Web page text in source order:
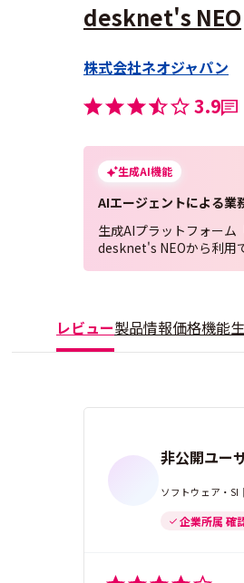
desknet's NEO
株式会社ネオジャパン
3.9
生成AI機能
AIエージェントによる業
生成AIプラットフォー
desknet's NEOから利用
レビュー製品情報価格機能
非公開ユー
ソフトウェア・SI
企業所属 確